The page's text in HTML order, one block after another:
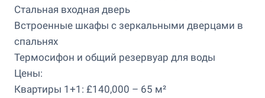
Стальная входная дверь
Встроенные шкафы с зеркальными дверцами в
спальнях
Термосифон и общий резервуар для воды
Цены:
Квартиры 1+1: £140,000 – 65 м²